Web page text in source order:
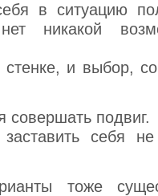
в ситуацию
никакой
и выбор,
совершать подвиг.
себя не
тоже